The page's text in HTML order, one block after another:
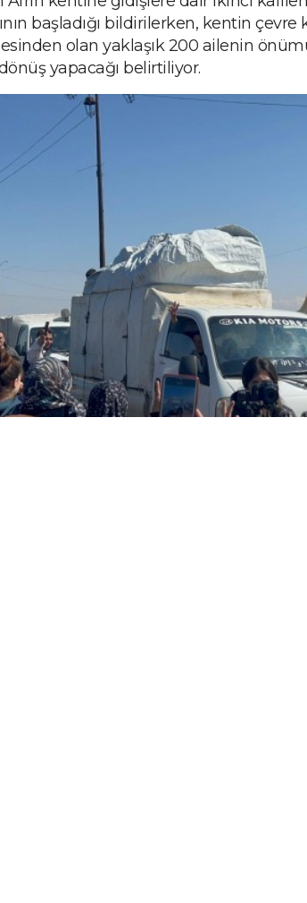
başladığı bildirilerken, kentin çevre
olan yaklaşık 200 ailenin
yapacağı belirtiliyor.